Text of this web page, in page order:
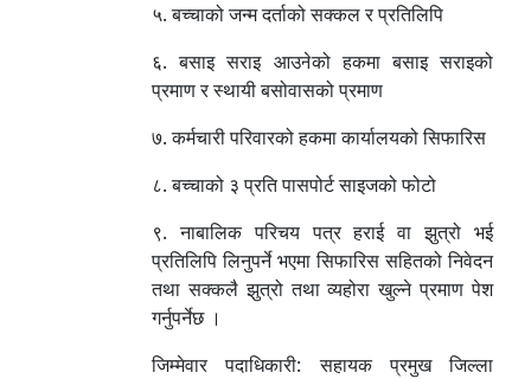
५. बच्चाको जन्म दर्ताको सक्कल र प्रतिलिपि
६. बसाइ सराइ आउनेको हकमा बसाइ सराइको
प्रमाण र स्थायी बसोवासको प्रमाण
७. कर्मचारी परिवारको हकमा कार्यालयको सिफारिस
८. बच्चाको ३ प्रति पासपोर्ट साइजको फोटो
९. नाबालिक परिचय पत्र हराई वा झुत्रो भई
प्रतिलिपि लिनुपर्ने भएमा सिफारिस सहितको निवेदन
तथा सक्कलै झुत्रो तथा व्यहोरा खुल्ने प्रमाण पेश
गर्नुपर्नेछ ।
जिम्मेवार पदाधिकारी: सहायक प्रमुख जिल्ला